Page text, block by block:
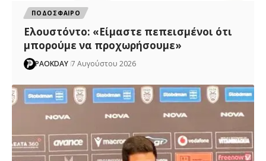
ΠΟΔΟΣΦΑΙΡΟ
Ελουστόντο: «Είμαστε πεπεισμένοι ότι
μπορούμε να προχωρήσουμε»
PAOKDAY 7 Αυγούστου 2026